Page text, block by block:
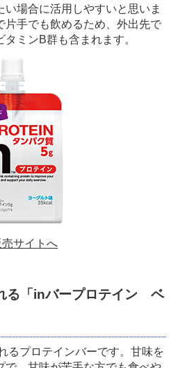
場合に活用しやすいと思いま
片手でも飲めるため、外出先で
ミンB群も含まれます。
サイトへ
る「inバープロテイン ベ
るプロテインバーです。甘味を